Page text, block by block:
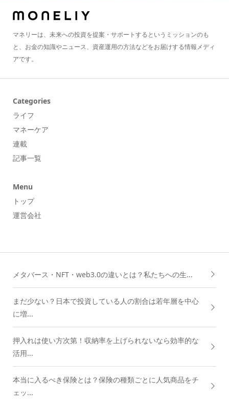
マネリーは、未来への投資を提案・サポートするというミッションのも
と、お金の知識やニュース、資産運用の方法などをお届けする情報メディ
アです。
Categories
ライフ
マネーケア
連載
記事一覧
Menu
トップ
運営会社
メタバース・NFT・web3.0の違いとは？私たちへの生...
まだ少ない？日本で投資している人の割合は若年層を中心
に増...
押入れは使い方次第！収納率を上げられないなら効率的な
活用...
本当に入るべき保険とは？保険の種類ごとに人気商品をチ
ェッ...